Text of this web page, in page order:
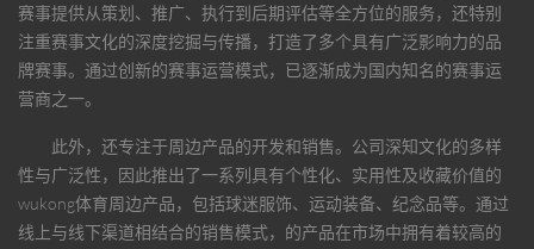
赛事提供从策划、推广、执行到后期评估等全方位的服务，还特别
注重赛事文化的深度挖掘与传播，打造了多个具有广泛影响力的品
牌赛事。通过创新的赛事运营模式，已逐渐成为国内知名的赛事运
营商之一。
此外，还专注于周边产品的开发和销售。公司深知文化的多样
性与广泛性，因此推出了一系列具有个性化、实用性及收藏价值的
wukong体育周边产品，包括球迷服饰、运动装备、纪念品等。通过
线上与线下渠道相结合的销售模式，的产品在市场中拥有着较高的